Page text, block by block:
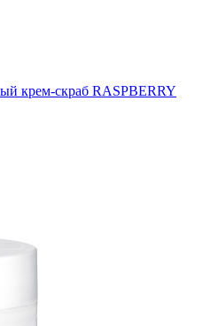
крем-скраб RASPBERRY